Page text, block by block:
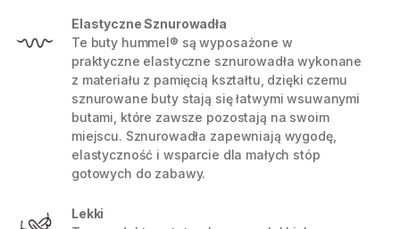
Elastyczne Sznurowadła
Te buty hummel® są wyposażone w
praktyczne elastyczne sznurowadła wykonane
z materiału z pamięcią kształtu, dzięki czemu
sznurowane buty stają się łatwymi wsuwanymi
butami, które zawsze pozostają na swoim
miejscu. Sznurowadła zapewniają wygodę,
elastyczność i wsparcie dla małych stóp
gotowych do zabawy.
Lekki